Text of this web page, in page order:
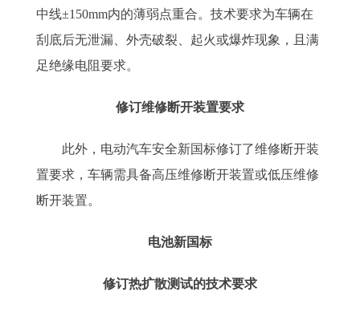
中线±150mm内的薄弱点重合。技术要求为车辆在
刮底后无泄漏、外壳破裂、起火或爆炸现象，且满
足绝缘电阻要求。
修订维修断开装置要求
此外，电动汽车安全新国标修订了维修断开装
置要求，车辆需具备高压维修断开装置或低压维修
断开装置。
电池新国标
修订热扩散测试的技术要求